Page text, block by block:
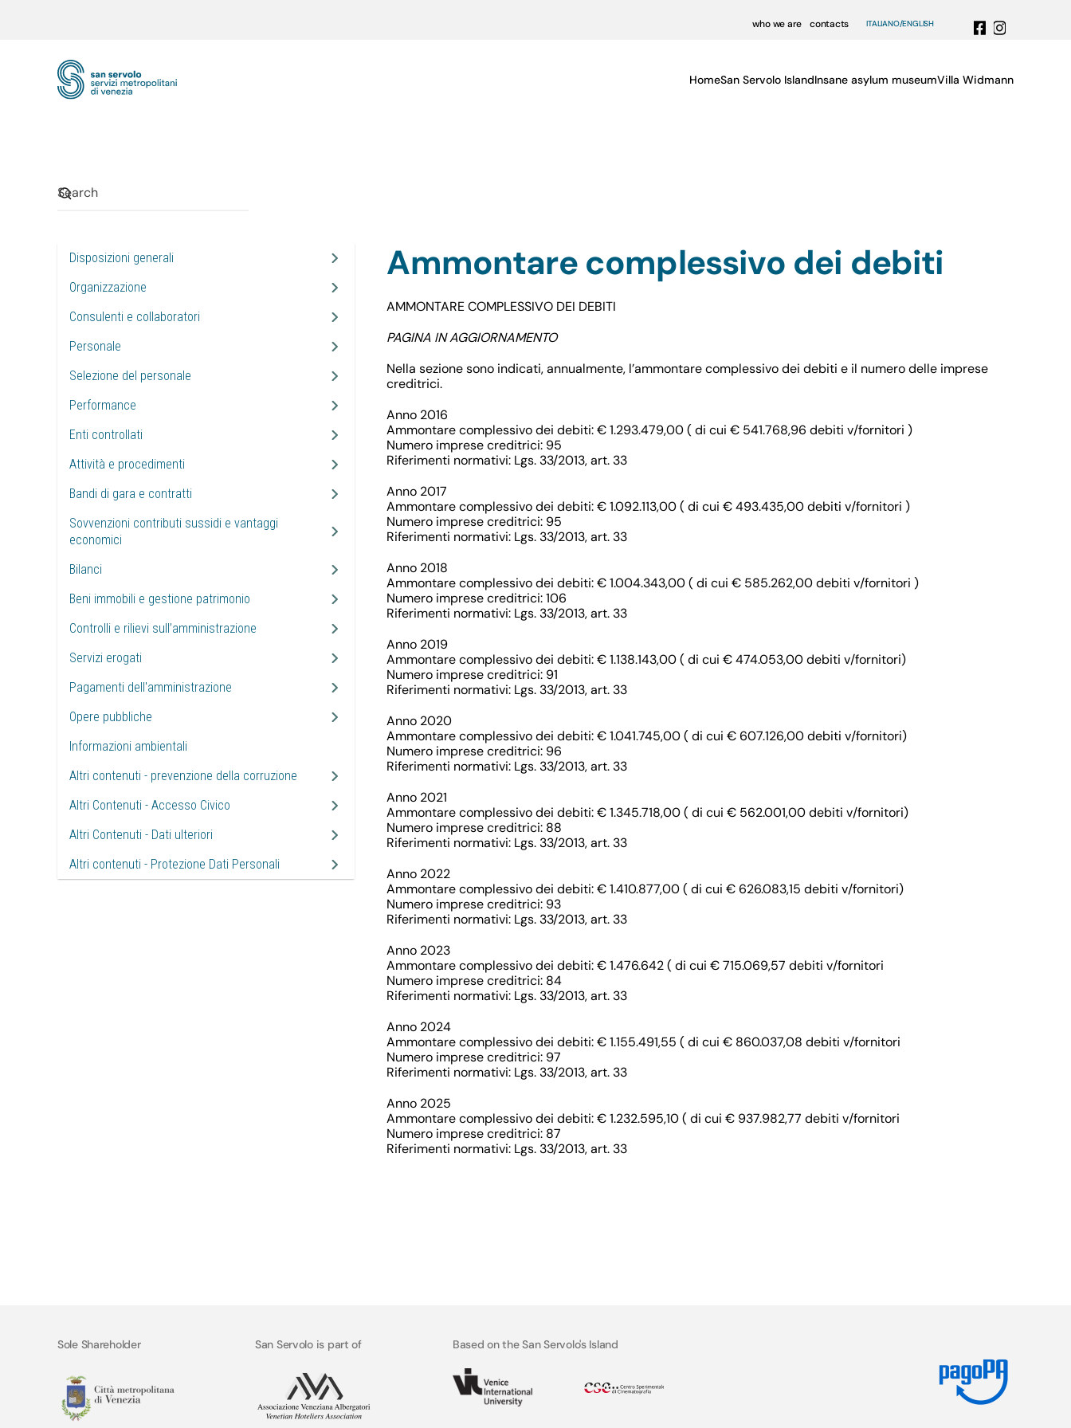
who we are contacts ITALIANO ENGLISH
HomeSan Servolo IslandInsane asylum museumVilla Widmann
Disposizioni generali
Organizzazione
Consulenti e collaboratori
Personale
Selezione del personale
Performance
Enti controllati
Attività e procedimenti
Bandi di gara e contratti
Sovvenzioni contributi sussidi e vantaggi
economici
Bilanci
Beni immobili e gestione patrimonio
Controlli e rilievi sull’amministrazione
Servizi erogati
Pagamenti dell'amministrazione
Opere pubbliche
Informazioni ambientali
Altri contenuti - prevenzione della corruzione
Altri Contenuti - Accesso Civico
Altri Contenuti - Dati ulteriori
Altri contenuti - Protezione Dati Personali
Ammontare complessivo dei debiti
AMMONTARE COMPLESSIVO DEI DEBITI
PAGINA IN AGGIORNAMENTO
Nella sezione sono indicati, annualmente, l’ammontare complessivo dei debiti e il numero delle imprese
creditrici.
Anno 2016
Ammontare complessivo dei debiti: € 1.293.479,00 ( di cui € 541.768,96 debiti v/fornitori )
Numero imprese creditrici: 95
Riferimenti normativi: Lgs. 33/2013, art. 33
Anno 2017
Ammontare complessivo dei debiti: € 1.092.113,00 ( di cui € 493.435,00 debiti v/fornitori )
Numero imprese creditrici: 95
Riferimenti normativi: Lgs. 33/2013, art. 33
Anno 2018
Ammontare complessivo dei debiti: € 1.004.343,00 ( di cui € 585.262,00 debiti v/fornitori )
Numero imprese creditrici: 106
Riferimenti normativi: Lgs. 33/2013, art. 33
Anno 2019
Ammontare complessivo dei debiti: € 1.138.143,00 ( di cui € 474.053,00 debiti v/fornitori)
Numero imprese creditrici: 91
Riferimenti normativi: Lgs. 33/2013, art. 33
Anno 2020
Ammontare complessivo dei debiti: € 1.041.745,00 ( di cui € 607.126,00 debiti v/fornitori)
Numero imprese creditrici: 96
Riferimenti normativi: Lgs. 33/2013, art. 33
Anno 2021
Ammontare complessivo dei debiti: € 1.345.718,00 ( di cui € 562.001,00 debiti v/fornitori)
Numero imprese creditrici: 88
Riferimenti normativi: Lgs. 33/2013, art. 33
Anno 2022
Ammontare complessivo dei debiti: € 1.410.877,00 ( di cui € 626.083,15 debiti v/fornitori)
Numero imprese creditrici: 93
Riferimenti normativi: Lgs. 33/2013, art. 33
Anno 2023
Ammontare complessivo dei debiti: € 1.476.642 ( di cui € 715.069,57 debiti v/fornitori
Numero imprese creditrici: 84
Riferimenti normativi: Lgs. 33/2013, art. 33
Anno 2024
Ammontare complessivo dei debiti: € 1.155.491,55 ( di cui € 860.037,08 debiti v/fornitori
Numero imprese creditrici: 97
Riferimenti normativi: Lgs. 33/2013, art. 33
Anno 2025
Ammontare complessivo dei debiti: € 1.232.595,10 ( di cui € 937.982,77 debiti v/fornitori
Numero imprese creditrici: 87
Riferimenti normativi: Lgs. 33/2013, art. 33
Sole Shareholder San Servolo is part of Based on the San Servolo's Island